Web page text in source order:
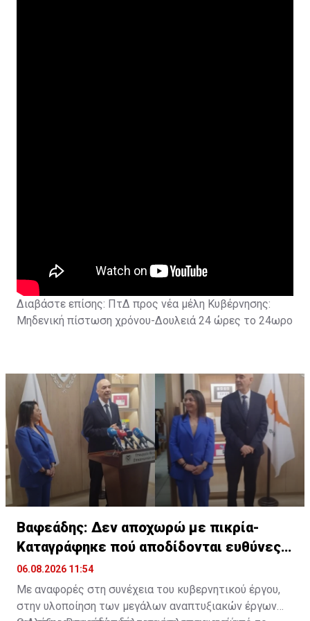
Διαβάστε επίσης: ΠτΔ προς νέα μέλη Κυβέρνησης:
Μηδενική πίστωση χρόνου-Δουλειά 24 ώρες το 24ωρο
Βαφεάδης: Δεν αποχωρώ με πικρία-
Καταγράφηκε πού αποδίδονται ευθύνες
για Takata
06.08.2026 11:54
Με αναφορές στη συνέχεια του κυβερνητικού έργου,
στην υλοποίηση των μεγάλων αναπτυξιακών έργων